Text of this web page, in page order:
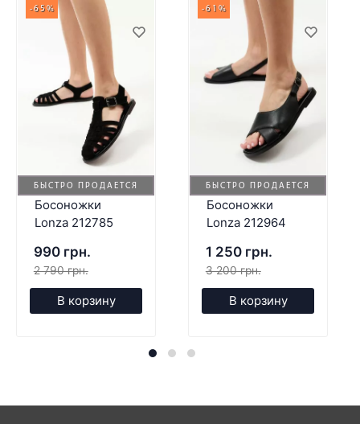
БЫСТРО ПРОДАЕТСЯ
-65%
Босоножки
Lonza 212785
990 грн.
2 790 грн.
В корзину
БЫСТРО ПРОДАЕТСЯ
-61%
Босоножки
Lonza 212964
1 250 грн.
3 200 грн.
В корзину